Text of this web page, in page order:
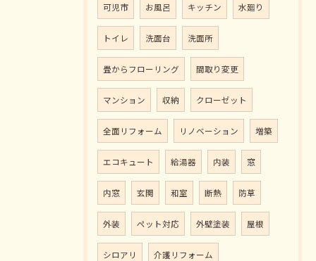
可児市 お風呂 キッチン 水廻り
トイレ 洗面台 洗面所
畳からフローリング 間取り変更
マンション 収納 クローゼット
全面リフォーム リノベーション 増築
エコキュート 給湯器 内装 窓
内窓 玄関 和室 断熱 防草
外装 ペット対応 外壁塗装 屋根
シロアリ 介護リフォーム